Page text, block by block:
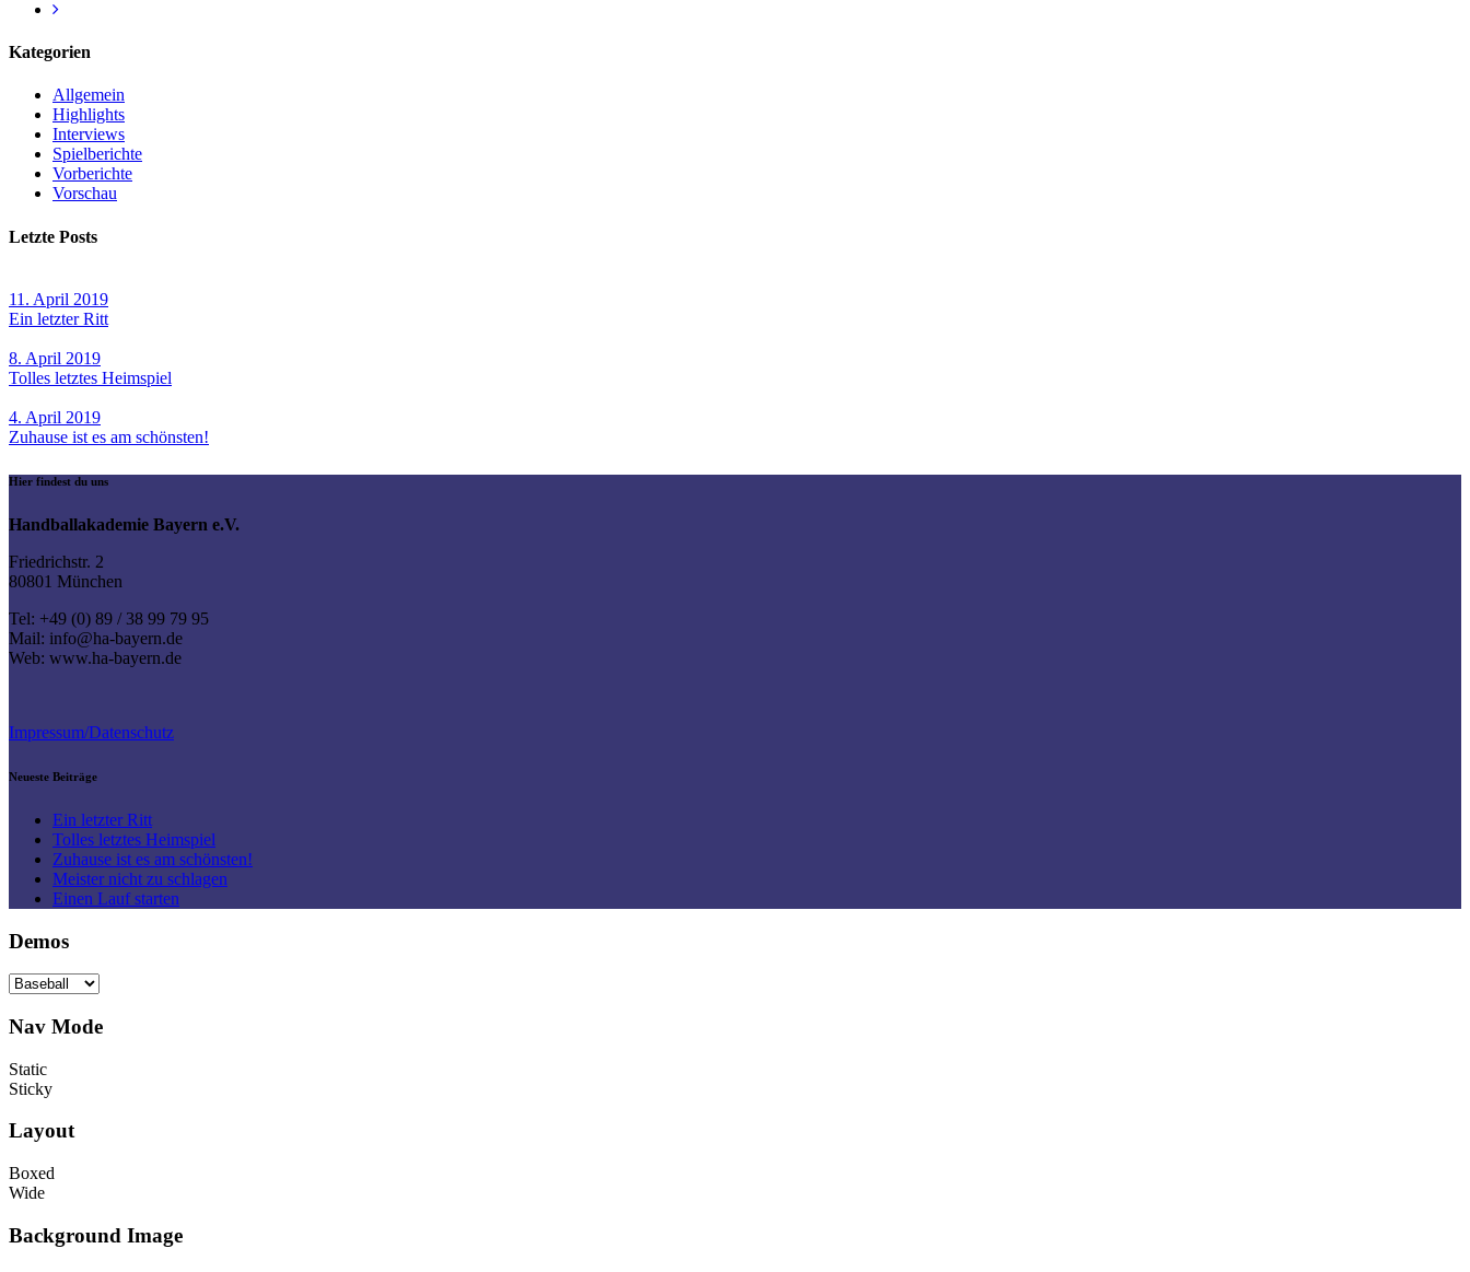
Kategorien
Allgemein
Highlights
Interviews
Spielberichte
Vorberichte
Vorschau
Letzte Posts
11. April 2019
Ein letzter Ritt
8. April 2019
Tolles letztes Heimspiel
4. April 2019
Zuhause ist es am schönsten!
Hier findest du uns
Handballakademie Bayern e.V.
Friedrichstr. 2
80801 München
Tel: +49 (0) 89 / 38 99 79 95
Mail: info@ha-bayern.de
Web: www.ha-bayern.de
Impressum/Datenschutz
Neueste Beiträge
Ein letzter Ritt
Tolles letztes Heimspiel
Zuhause ist es am schönsten!
Meister nicht zu schlagen
Einen Lauf starten
Demos
Nav Mode
Static
Sticky
Layout
Boxed
Wide
Background Image